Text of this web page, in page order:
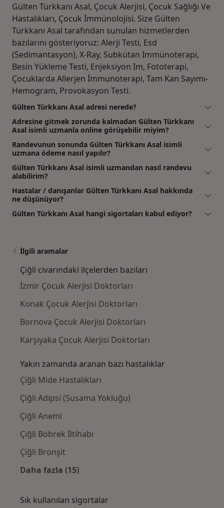
Gülten Türkkanı Asal, Çocuk Alerjisi, Çocuk Sağlığı Ve
Hastalıkları, Çocuk İmmünolojisi. Size Gülten
Türkkanı Asal tarafından sunulan hizmetlerden
bazılarını gösteriyoruz: Alerji Testi, Esd
(Sedimantasyon), X-Ray, Subkütan Immünoterapi,
Besin Yükleme Testi, Enjeksiyon Im, Fototerapi,
Çocuklarda Allerjen İmmunoterapi, Tam Kan Sayımı-
Hemogram, Provokasyon Testi.
Gülten Türkkanı Asal adresi nerede?
Adresine gitmek zorunda kalmadan Gülten Türkkanı
Asal isimli uzmanla online görüşebilir miyim?
Randevunun sonunda Gülten Türkkanı Asal isimli
uzmana ödeme nasıl yapılır?
Gülten Türkkanı Asal isimli uzmandan nasıl randevu
alabilirim?
Hastalar / danışanlar Gülten Türkkanı Asal hakkında
ne düşünüyor?
Gülten Türkkanı Asal hangi sigortaları kabul ediyor?
İlgili aramalar
Çiğli civarındaki ilçelerden bazıları
İzmir Çocuk Alerjisi Doktorları
Konak Çocuk Alerjisi Doktorları
Bornova Çocuk Alerjisi Doktorları
Karşıyaka Çocuk Alerjisi Doktorları
Yakın zamanda aranan bazı hastalıklar
Çiğli Mide Hastalıkları
Çiğli Adipsi (Susama Yokluğu)
Çiğli Anemi
Çiğli Böbrek İltihabı
Çiğli Bronşit
Daha fazla (15)
Sık kullanılan sigortalar